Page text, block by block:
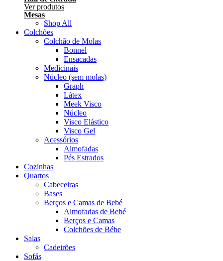
Ver produtos
Mesas
Shop All
Colchões
Colchão de Molas
Bonnel
Ensacadas
Medicinais
Núcleo (sem molas)
Graph
Látex
Meek Visco
Núcleo
Visco Elástico
Visco Gel
Acessórios
Almofadas
Pés Estrados
Cozinhas
Quartos
Cabeceiras
Bases
Berços e Camas de Bebé
Almofadas de Bebé
Berços e Camas
Colchões de Bébe
Salas
Cadeirões
Sofás